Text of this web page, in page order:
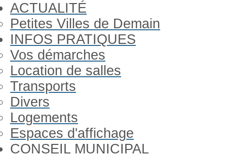
ACTUALITÉ
Petites Villes de Demain
INFOS PRATIQUES
Vos démarches
Location de salles
Transports
Divers
Logements
Espaces d'affichage
CONSEIL MUNICIPAL